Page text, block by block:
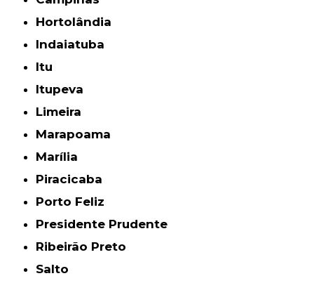
Hortolândia
Indaiatuba
Itu
Itupeva
Limeira
Marapoama
Marília
Piracicaba
Porto Feliz
Presidente Prudente
Ribeirão Preto
Salto